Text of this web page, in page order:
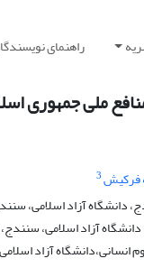
راهنمای
ملی جمهوری
فرکیش3
آزاد اسلامی،
آزاد اسلامی،
آزاد